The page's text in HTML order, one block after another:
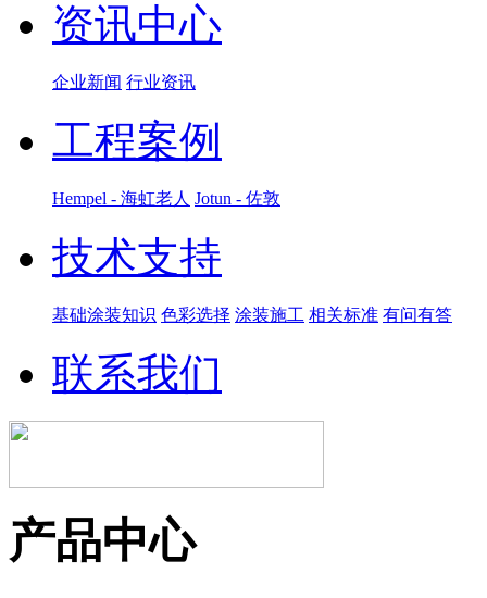
资讯中心
企业新闻 行业资讯
工程案例
Hempel - 海虹老人 Jotun - 佐敦
技术支持
基础涂装知识 色彩选择 涂装施工 相关标准 有问有答
联系我们
产品中心